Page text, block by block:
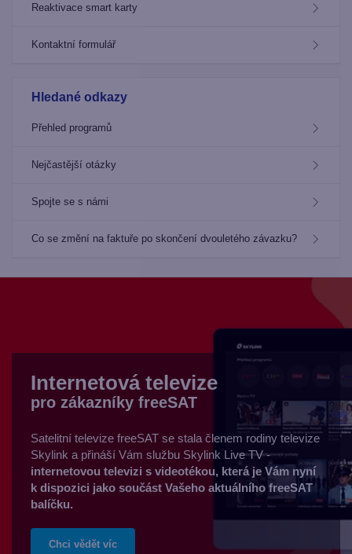
Reaktivace smart karty
Kontaktní formulář
Hledané odkazy
Přehled programů
Nejčastější otázky
Spojte se s námi
Co se změní na faktuře po skončení dvouletého závazku?
Internetová televize
pro zákazníky freeSAT
Satelitní televize freeSAT se stala členem rodiny televize
Skylink a přináší Vám službu Skylink Live TV -
internetovou televizi s videotékou, která je Vám nyní
k dispozici jako součást Vašeho aktuálního freeSAT
balíčku.
Chci vědět víc